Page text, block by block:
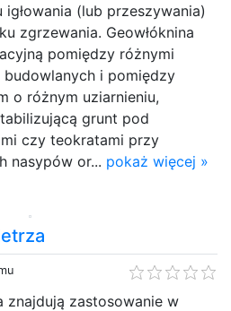
(lub przeszywania)
zgrzewania. Geowłóknina
pomiędzy różnymi
budowlanych i pomiędzy
o różnym uziarnieniu,
grunt pod
czy teokratami przy
nasypów or... pokaż więcej »
znajdują zastosowanie w